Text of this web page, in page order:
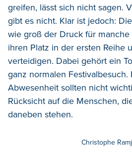
greifen, lässt sich nicht sagen.
gibt es nicht. Klar ist jedoch:
wie groß der Druck für manche
ihren Platz in der ersten Reihe
verteidigen. Dabei gehört ein
ganz normalen Festivalbesuch.
Abwesenheit sollten nicht
Rücksicht auf die Menschen,
daneben stehen.
Christophe